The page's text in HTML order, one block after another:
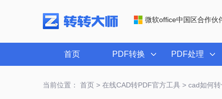
微软office中国区合作伙
首页 PDF转换 PDF处理
当前位置： 首页> 在线CAD转PDF官方工具> cad如何转